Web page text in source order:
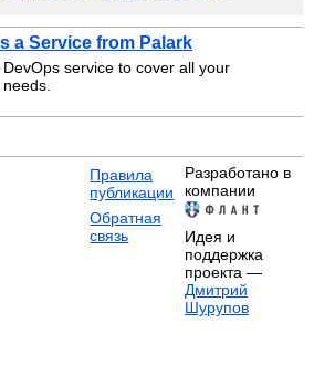
a Service from Palark
DevOps service to cover all your
Правила
публикации
Обратная
связь
Разработано в
компании
Идея и
поддержка
проекта —
Дмитрий
Шурупов